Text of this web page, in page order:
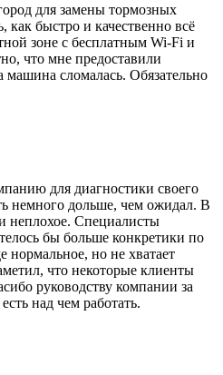
для замены тормозных
как быстро и качественно всё
зоне с бесплатным Wi-Fi и
что мне предоставили
машина сломалась. Обязательно
для диагностики своего
немного дольше, чем ожидал. В
неплохое. Специалисты
бы больше конкретики по
нормальное, но не хватает
что некоторые клиенты
руководству компании за
над чем работать.